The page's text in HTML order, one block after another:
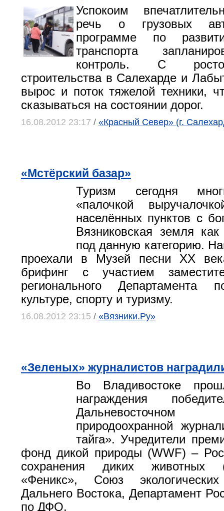
Успокоим
речь о грузовых
программе по
транспорта
контроль. С
строительства в Салехарде и
вырос и поток тяжелой техники,
сказываться на состоянии дорог.
16.08.2012 23:17 / «Красный Север» (г.
«Мстёрский базар»
Туризм сегодня
«палочкой
населённых пунктов с
Вязниковская земля
под данную категорию.
проехали в Музей песни ХХ
брифинг с участием
регионального Департамента
культуре, спорту и туризму.
16.08.2012 23:15 / «Вязники.Ру»
«Зеленых» журналистов
Во Владивостоке
награждения
природоохранной
тайга». Учредители
фонд дикой природы (WWF) –
сохранения диких животных
«Феникс», Союз экологических
Дальнего Востока, Департамент
по ДФО.